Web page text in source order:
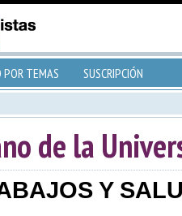
POR TEMAS SUSCRIPCIÓN
de la
Y